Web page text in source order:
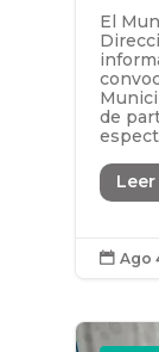
El
de
 Ago